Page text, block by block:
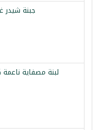
جبنة شيدر
لبنة مصفاية ناعمة